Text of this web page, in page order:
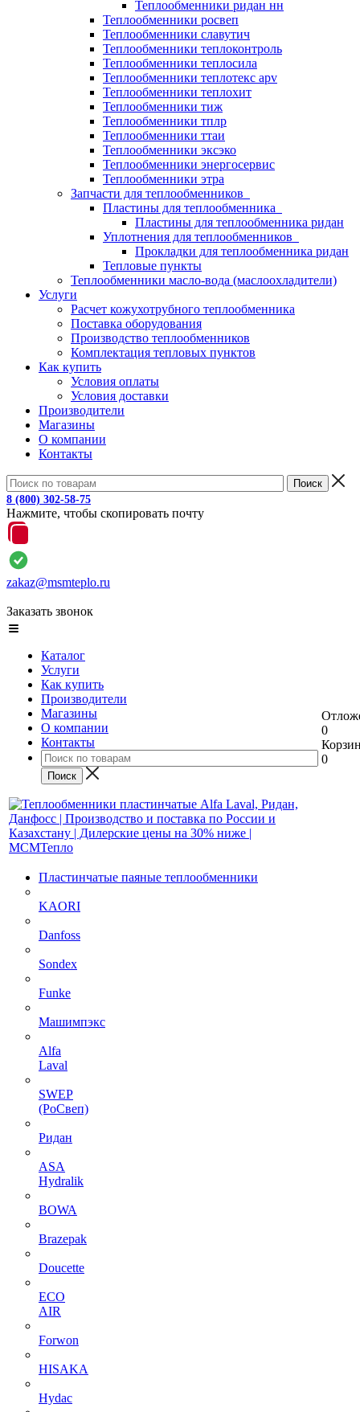
Теплообменники ридан нн
Теплообменники росвеп
Теплообменники славутич
Теплообменники теплоконтроль
Теплообменники теплосила
Теплообменники теплотекс apv
Теплообменники теплохит
Теплообменники тиж
Теплообменники тплр
Теплообменники ттаи
Теплообменники эксэко
Теплообменники энергосервис
Теплообменники этра
Запчасти для теплообменников
Пластины для теплообменника
Пластины для теплообменника ридан
Уплотнения для теплообменников
Прокладки для теплообменника ридан
Тепловые пункты
Теплообменники масло-вода (маслоохладители)
Услуги
Расчет кожухотрубного теплообменника
Поставка оборудования
Производство теплообменников
Комплектация тепловых пунктов
Как купить
Условия оплаты
Условия доставки
Производители
Магазины
О компании
Контакты
8 (800) 302-58-75
Нажмите, чтобы скопировать почту
zakaz@msmteplo.ru
Заказать звонок
Каталог
Услуги
Как купить
Производители
Магазины
О компании
Контакты
0
0
Пластинчатые паяные теплообменники
KAORI
Danfoss
Sondex
Funke
Машимпэкс
Alfa
Laval
SWEP
(РоСвеп)
Ридан
ASA
Hydralik
BOWA
Brazepak
Doucette
ECO
AIR
Forwon
HISAKA
Hydac